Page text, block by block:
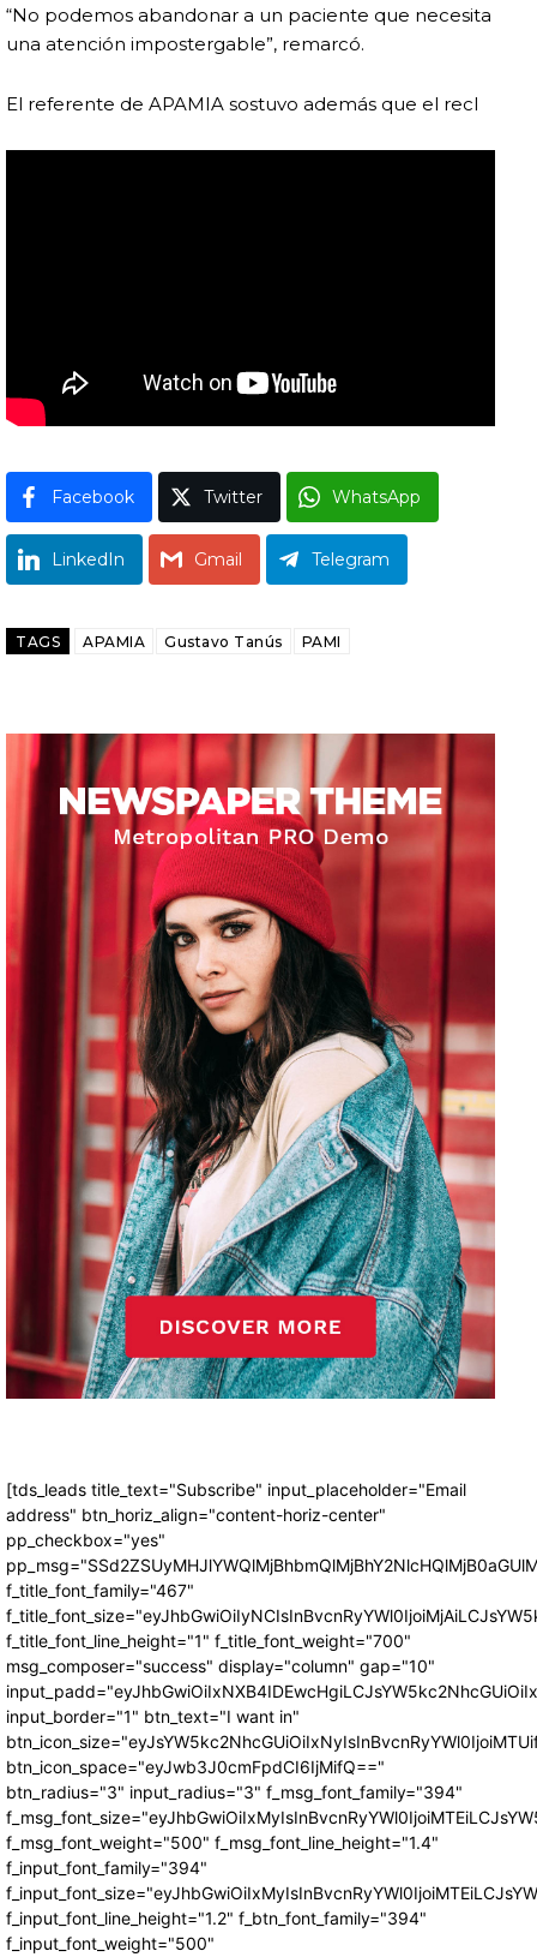
“No podemos abandonar a un paciente que necesita
una atención impostergable”, remarcó.
El referente de APAMIA sostuvo además que el recl
Facebook Twitter WhatsApp
LinkedIn Gmail Telegram
TAGS APAMIA Gustavo Tanús PAMI
[tds_leads title_text="Subscribe" input_placeholder="Email
address" btn_horiz_align="content-horiz-center"
pp_checkbox="yes"
f_title_font_family="467"
f_title_font_line_height="1" f_title_font_weight="700"
msg_composer="success" display="column" gap="10"
input_border="1" btn_text="I want in"
btn_icon_space="eyJwb3J0cmFpdCI6IjMifQ=="
btn_radius="3" input_radius="3" f_msg_font_family="394"
f_msg_font_weight="500" f_msg_font_line_height="1.4"
f_input_font_family="394"
f_input_font_line_height="1.2" f_btn_font_family="394"
f_input_font_weight="500"